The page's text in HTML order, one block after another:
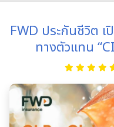
FWD ประกันชีวิต เ
ทางตัวแทน